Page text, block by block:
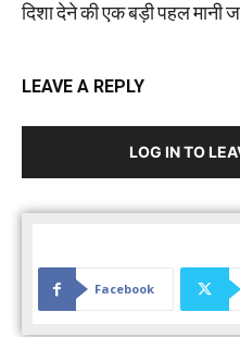
दिशा देने की एक बड़ी पहल मानी
LEAVE A REPLY
LOG IN TO
Facebook